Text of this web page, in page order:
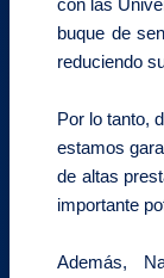
buque de
reduciendo
Por lo tanto,
estamos
de altas
importante
Además,